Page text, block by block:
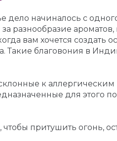
дело начиналось с
разнообразие
вам хочется создать
Такие благовония в
к
для этого
притушить огонь,